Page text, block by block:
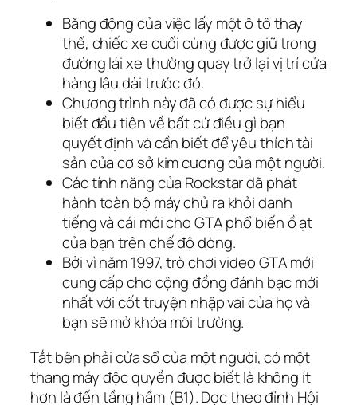
Băng động của việc lấy một ô tô thay
thế, chiếc xe cuối cùng được giữ trong
đường lái xe thường quay trở lại vị trí cửa
hàng lâu dài trước đó.
Chương trình này đã có được sự hiểu
biết đầu tiên về bất cứ điều gì bạn
quyết định và cần biết để yêu thích tài
sản của cơ sở kim cương của một người.
Các tính năng của Rockstar đã phát
hành toàn bộ máy chủ ra khỏi danh
tiếng và cái mới cho GTA phổ biến ồ ạt
của bạn trên chế độ dòng.
Bởi vì năm 1997, trò chơi video GTA mới
cung cấp cho cộng đồng đánh bạc mới
nhất với cốt truyện nhập vai của họ và
bạn sẽ mở khóa môi trường.
Tắt bên phải cửa sổ của một người, có một
thang máy độc quyền được biết là không ít
hơn là đến tầng hầm (B1). Dọc theo đỉnh Hội